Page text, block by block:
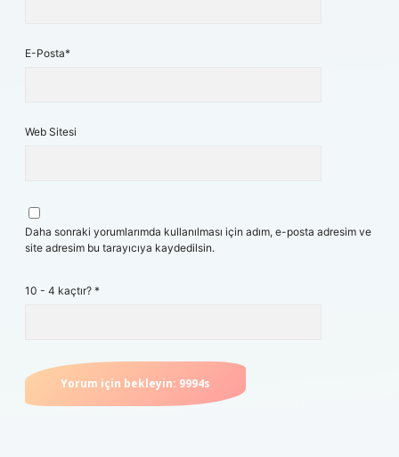
E-Posta*
Web Sitesi
Daha sonraki yorumlarımda kullanılması için adım, e-posta adresim ve
site adresim bu tarayıcıya kaydedilsin.
10 - 4 kaçtır? *